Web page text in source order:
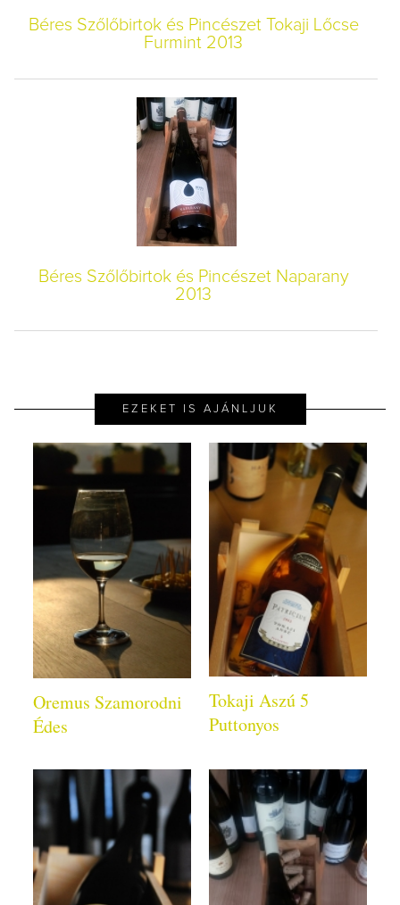
Béres Szőlőbirtok és Pincészet Tokaji Lőcse
Furmint 2013
Béres Szőlőbirtok és Pincészet Naparany
2013
EZEKET IS AJÁNLJUK
Oremus Szamorodni
Édes
Tokaji Aszú 5
Puttonyos